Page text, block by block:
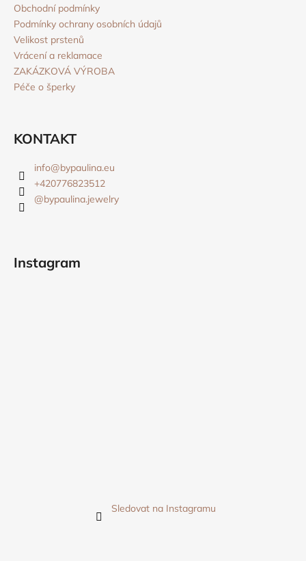
Obchodní podmínky
Podmínky ochrany osobních údajů
Velikost prstenů
Vrácení a reklamace
ZAKÁZKOVÁ VÝROBA
Péče o šperky
KONTAKT
info@bypaulina.eu
+420776823512
@bypaulina.jewelry
Instagram
Sledovat na Instagramu